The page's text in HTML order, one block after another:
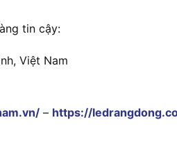
tin cậy:
Việt Nam
– https://